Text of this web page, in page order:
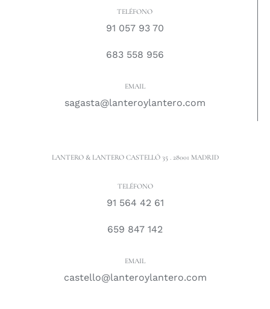
TELÉFONO
91 057 93 70
683 558 956
EMAIL
sagasta@lanteroylantero.com
LANTERO & LANTERO CASTELLÓ 35 . 28001 MADRID
TELÉFONO
91 564 42 61
659 847 142
EMAIL
castello@lanteroylantero.com